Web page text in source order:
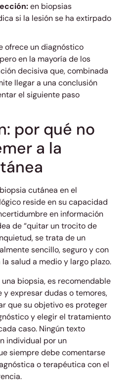
en biopsias
si la lesión se ha extirpado
ofrece un diagnóstico
en la mayoría de los
decisiva que, combinada
llegar a una conclusión
el siguiente paso
por qué no
a la
cutánea en el
reside en su capacidad
en información
de “quitar un trocito de
se trata de un
sencillo, seguro y con
salud a medio y largo plazo.
biopsia, es recomendable
y expresar dudas o temores,
que su objetivo es proteger
y elegir el tratamiento
caso. Ningún texto
individual por un
siempre debe comentarse
o terapéutica con el